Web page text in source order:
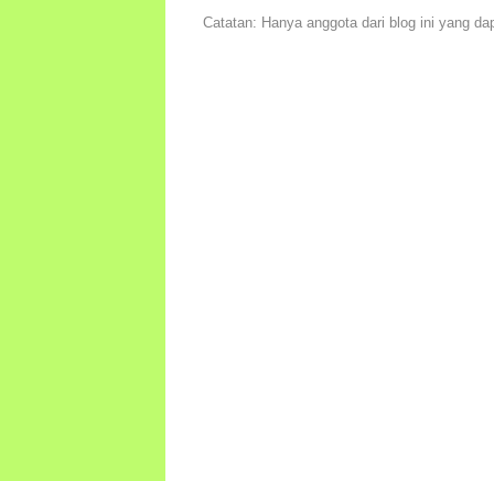
Catatan: Hanya anggota dari blog ini yang